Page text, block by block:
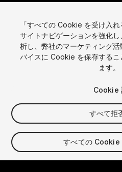
言語
Русский
Copyright © 2025 Unity
法的プライバシーポリシークッキ
お問い合わせ
DSAに関する苦情
Video Privacy Protection
「すべての Cookie を受け入れ
サイトナビゲーションを強化
析し、弊社のマーケティング
バイスに Cookie を保存するこ
ます。
Cookie
すべて拒
すべての Cookie